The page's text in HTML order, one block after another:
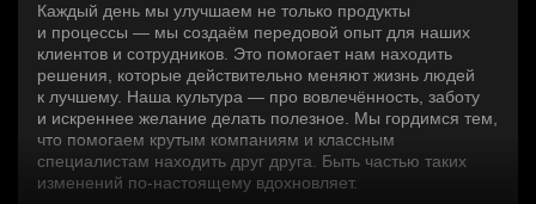
Каждый день мы улучшаем не только продукты
и процессы — мы создаём передовой опыт для наших
клиентов и сотрудников. Это помогает нам находить
решения, которые действительно меняют жизнь людей
к лучшему. Наша культура — про вовлечённость, заботу
и искреннее желание делать полезное. Мы гордимся тем,
что помогаем крутым компаниям и классным
специалистам находить друг друга. Быть частью таких
изменений по‑настоящему вдохновляет.